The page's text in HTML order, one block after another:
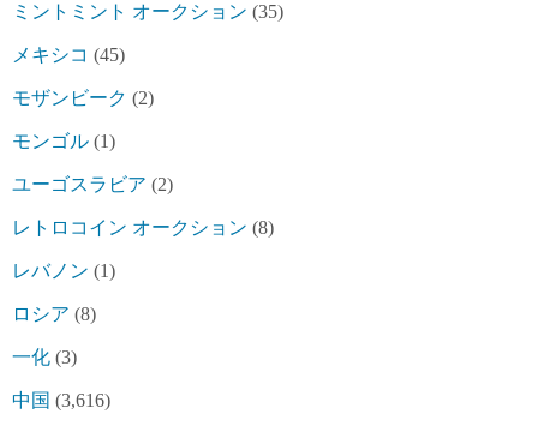
ミントミント オークション (35)
メキシコ (45)
モザンビーク (2)
モンゴル (1)
ユーゴスラビア (2)
レトロコイン オークション (8)
レバノン (1)
ロシア (8)
一化 (3)
中国 (3,616)